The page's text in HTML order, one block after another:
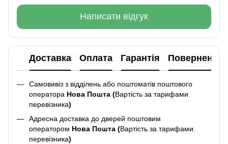
Написати відгук
Доставка Оплата Гарантія Повернення
Самовивіз з відділень або поштоматів поштового
оператора Нова Пошта (Вартість за тарифами
перевізника)
Адресна доставка до дверей поштовим
оператором Нова Пошта (Вартість за тарифами
перевізника)